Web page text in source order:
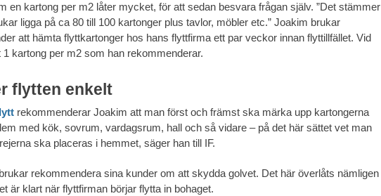
en kartong per m2 låter mycket, för att sedan besvara frågan själv. ”Det stämmer
ligga på ca 80 till 100 kartonger plus tavlor, möbler etc.” Joakim brukar
att hämta flyttkartonger hos hans flyttfirma ett par veckor innan flyttillfället. Vid
kartong per m2 som han rekommenderar.
flytten enkelt
rekommenderar Joakim att man först och främst ska märka upp kartongerna
med kök, sovrum, vardagsrum, hall och så vidare – på det här sättet vet man
ska placeras i hemmet, säger han till IF.
rekommendera sina kunder om att skydda golvet. Det här överlåts nämligen
är klart när flyttfirman börjar flytta in bohaget.